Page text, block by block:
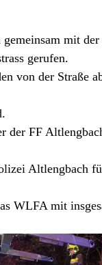
mit
gerufen.
von der Straße
der FF
Altlengbach
WLFA mit